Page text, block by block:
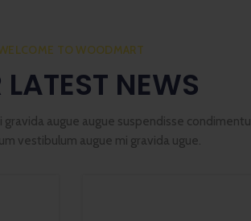
TO WOODMART
LATEST NEWS
gravida augue augue suspendisse
vestibulum augue mi gravida ugue.